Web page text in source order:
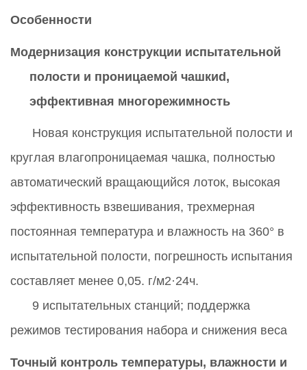
Особенности
Модернизация конструкции испытательной
полости и проницаемой чашкиd,
эффективная многорежимность
Новая конструкция испытательной полости и
круглая влагопроницаемая чашка, полностью
автоматический вращающийся лоток, высокая
эффективность взвешивания, трехмерная
постоянная температура и влажность на 360° в
испытательной полости, погрешность испытания
составляет менее 0,05. г/м2·24ч.
9 испытательных станций; поддержка
режимов тестирования набора и снижения веса
Точный контроль температуры, влажности и